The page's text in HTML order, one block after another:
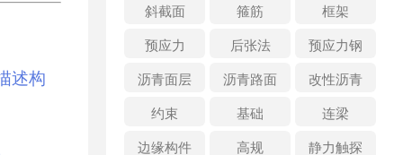
述构
斜截面
箍筋
框架
预应力
后张法
预应力钢
沥青面层 沥青路面
改性沥青
约束
基础
连梁
边缘构件
高规
静力触探